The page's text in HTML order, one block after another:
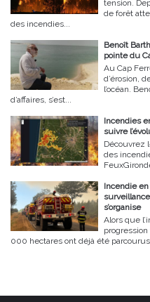
tension.
de forêt
des incendies...
Benoît
pointe du
Au Cap
d’érosion,
l’océan.
d’affaires, s’est...
Incendies
suivre
Découvrez
des
Incendie
s’organise
Alors que
000 hectares ont déjà été